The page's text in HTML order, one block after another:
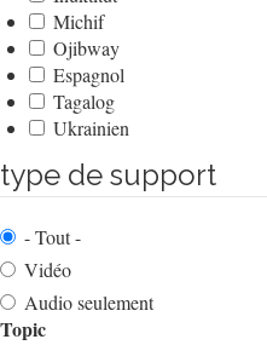
Michif
Ojibway
Espagnol
Tagalog
Ukrainien
type de support
- Tout -
Vidéo
Audio seulement
Topic